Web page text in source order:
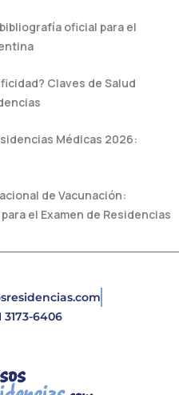
oficial para el
Claves de Salud
Médicas 2026:
de Vacunación:
el Examen de Residencias
3173-6406